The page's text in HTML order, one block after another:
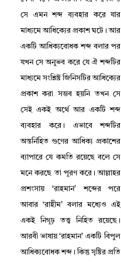
সে এমন শব্দ ব্যবহার করে যার
মাধ্যমে আধিক্যের প্রকাশ ঘটে ।আর
একটি আধিক্যবোধক শব্দ বলার পর
যখন সে অনুভব করে যে ঐ শব্দটির
মাধ্যমে সংশ্লিষ্ট জিনিসটির আধিক্যের
প্রকাশ করা সম্ভব হয়নি তখন সে
সেই একই অর্থে আর একটি শব্দ
ব্যবহার করে।এভাবে শব্দটির
অন্তর্নিহিত গুণের আধিক্য প্রকাশের
ব্যাপারে যে কমতি রয়েছে বলে সে
মনে করছে তা পূরণ করে । আল্লাহর
প্রশংসায় ‘রাহমান’ শব্দের পরে
আবার ‘রাহীম’ বলার মধ্যেও এই
একই নিগূঢ় তত্ত্ব নিহিত রয়েছে ।
আরবী ভাষায় ‘রাহমান’ একটি বিপুল
আধিক্যবোধক শব্দ ।কিন্তু সৃষ্টির প্রতি